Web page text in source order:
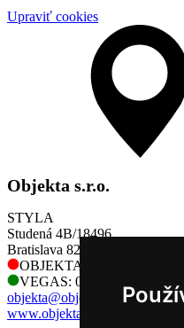
Upraviť cookies
Objekta s.r.o.
STYLA
Studená 4B/18496
Bratislava 821 04
OBJEKTA: 0905 730 128
VEGAS: 0905 730 128
objekta@objekta.sk
www.objekta.sk